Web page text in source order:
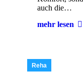
auch die…
mehr lesen
Reha